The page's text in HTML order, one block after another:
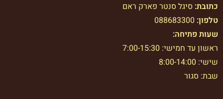
כתובת: סיגל סנטר פארק ראם
טלפון: 088683300
שעות פתיחה:
ראשון עד חמישי: 7:00-15:30
שישי: 8:00-14:00
שבת: סגור